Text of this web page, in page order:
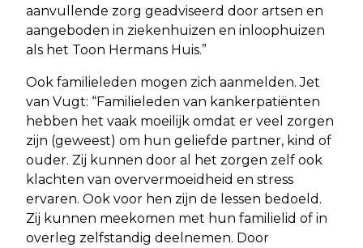
aanvullende zorg geadviseerd door artsen en
aangeboden in ziekenhuizen en inloophuizen
als het Toon Hermans Huis.”
Ook familieleden mogen zich aanmelden. Jet
van Vugt: “Familieleden van kankerpatiënten
hebben het vaak moeilijk omdat er veel zorgen
zijn (geweest) om hun geliefde partner, kind of
ouder. Zij kunnen door al het zorgen zelf ook
klachten van oververmoeidheid en stress
ervaren. Ook voor hen zijn de lessen bedoeld.
Zij kunnen meekomen met hun familielid of in
overleg zelfstandig deelnemen. Door